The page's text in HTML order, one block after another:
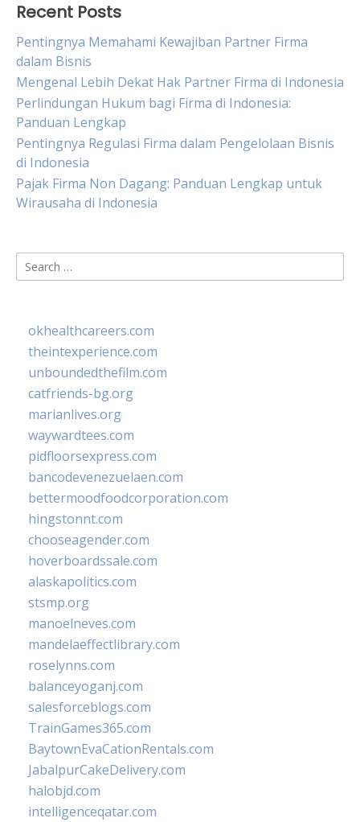
Recent Posts
Pentingnya Memahami Kewajiban Partner Firma
dalam Bisnis
Mengenal Lebih Dekat Hak Partner Firma di Indonesia
Perlindungan Hukum bagi Firma di Indonesia:
Panduan Lengkap
Pentingnya Regulasi Firma dalam Pengelolaan Bisnis
di Indonesia
Pajak Firma Non Dagang: Panduan Lengkap untuk
Wirausaha di Indonesia
Search
for:
okhealthcareers.com
theintexperience.com
unboundedthefilm.com
catfriends-bg.org
marianlives.org
waywardtees.com
pidfloorsexpress.com
bancodevenezuelaen.com
bettermoodfoodcorporation.com
hingstonnt.com
chooseagender.com
hoverboardssale.com
alaskapolitics.com
stsmp.org
manoelneves.com
mandelaeffectlibrary.com
roselynns.com
balanceyoganj.com
salesforceblogs.com
TrainGames365.com
BaytownEvaCationRentals.com
JabalpurCakeDelivery.com
halobjd.com
intelligenceqatar.com